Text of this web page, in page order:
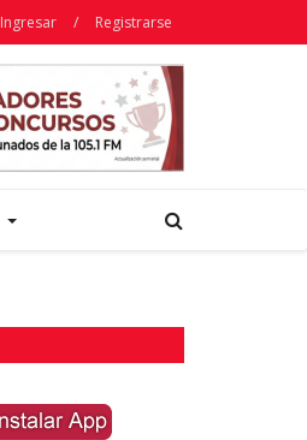
Ingresar / Registrarse